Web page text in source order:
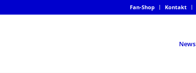
Fan-Shop Kontakt
News